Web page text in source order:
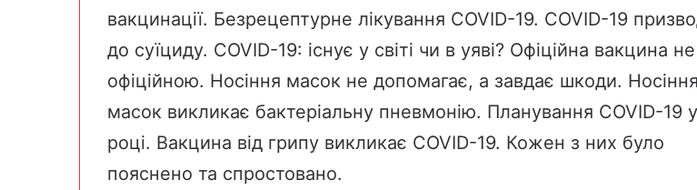
вакцинації. Безрецептурне лікування COVID-19. COVID-19
до суїциду. COVID-19: існує у світі чи в уяві? Офіційна вакцина
офіційною. Носіння масок не допомагає, а завдає шкоди. Носіння
масок викликає бактеріальну пневмонію. Планування COVID-19
році. Вакцина від грипу викликає COVID-19. Кожен з них було
пояснено та спростовано.